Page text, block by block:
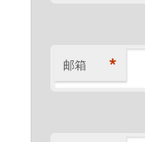
邮箱 *